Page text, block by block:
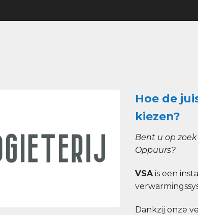
Hoe de
kiezen?
Bent u op
Oppuurs?
VSA is een
Dankzij onze